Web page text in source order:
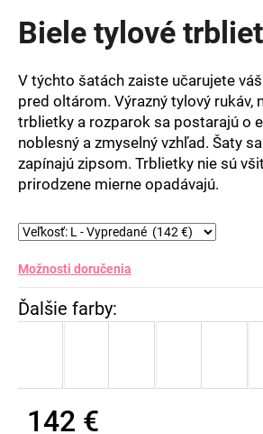
produktu
je
5
hviezdičiek.
Biele tylové
V týchto šatách zaiste učarujete
pred oltárom. Výrazný tylový rukáv,
trblietky a rozparok sa postarajú o
noblesný a zmyselný vzhľad. Šaty
zapínajú zipsom. Trblietky nie sú
prirodzene mierne opadávajú.
Možnosti doručenia
142 €